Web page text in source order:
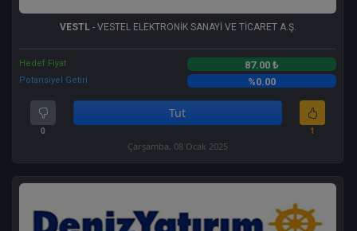
VESTL- VESTEL ELEKTRONİK SANAYİ VE TİCARET A.Ş.
Hedef Fiyat 87.00 ₺
Potansiyel Getiri %0.00
0
Tut
1
Çarşamba, 08 Ocak 2025